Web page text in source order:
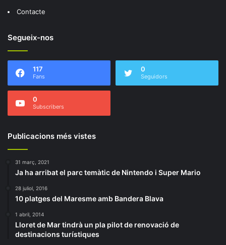
Contacte
Segueix-nos
117
Fans
0
Seguidors
0
Subscribers
Publicacions més vistes
31 març, 2021
Ja ha arribat el parc temàtic de Nintendo i Super Mario
28 juliol, 2016
10 platges del Maresme amb Bandera Blava
1 abril, 2014
Lloret de Mar tindrà un pla pilot de renovació de
destinacions turístiques